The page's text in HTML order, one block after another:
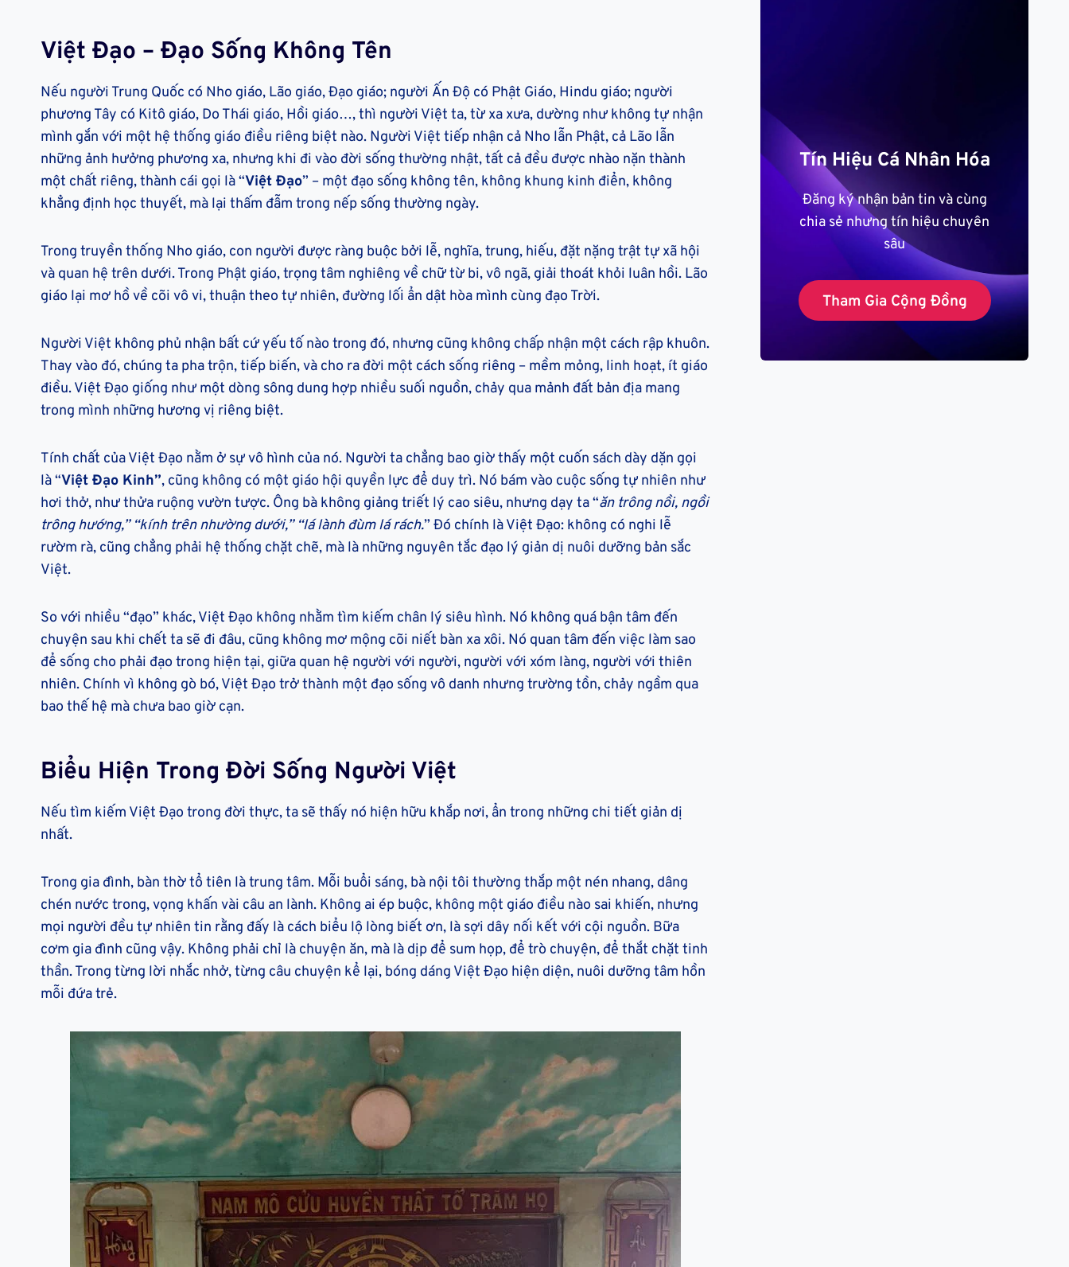
Việt Đạo – Đạo Sống Không Tên
Nếu người Trung Quốc có Nho giáo, Lão giáo, Đạo giáo; người Ấn Độ có Phật Giáo, Hindu giáo; người
phương Tây có Kitô giáo, Do Thái giáo, Hồi giáo…, thì người Việt ta, từ xa xưa, dường như không tự nhận
mình gắn với một hệ thống giáo điều riêng biệt nào. Người Việt tiếp nhận cả Nho lẫn Phật, cả Lão lẫn
những ảnh hưởng phương xa, nhưng khi đi vào đời sống thường nhật, tất cả đều được nhào nặn thành
một chất riêng, thành cái gọi là “Việt Đạo” – một đạo sống không tên, không khung kinh điển, không
khẳng định học thuyết, mà lại thấm đẫm trong nếp sống thường ngày.
Trong truyền thống Nho giáo, con người được ràng buộc bởi lễ, nghĩa, trung, hiếu, đặt nặng trật tự xã hội
và quan hệ trên dưới. Trong Phật giáo, trọng tâm nghiêng về chữ từ bi, vô ngã, giải thoát khỏi luân hồi. Lão
giáo lại mơ hồ về cõi vô vi, thuận theo tự nhiên, đường lối ẩn dật hòa mình cùng đạo Trời.
Người Việt không phủ nhận bất cứ yếu tố nào trong đó, nhưng cũng không chấp nhận một cách rập khuôn.
Thay vào đó, chúng ta pha trộn, tiếp biến, và cho ra đời một cách sống riêng – mềm mỏng, linh hoạt, ít giáo
điều. Việt Đạo giống như một dòng sông dung hợp nhiều suối nguồn, chảy qua mảnh đất bản địa mang
trong mình những hương vị riêng biệt.
Tính chất của Việt Đạo nằm ở sự vô hình của nó. Người ta chẳng bao giờ thấy một cuốn sách dày dặn gọi
là “Việt Đạo Kinh”, cũng không có một giáo hội quyền lực để duy trì. Nó bám vào cuộc sống tự nhiên như
hơi thở, như thửa ruộng vườn tược. Ông bà không giảng triết lý cao siêu, nhưng dạy ta “ăn trông nồi, ngồi
trông hướng,” “kính trên nhường dưới,” “lá lành đùm lá rách.” Đó chính là Việt Đạo: không có nghi lễ
rườm rà, cũng chẳng phải hệ thống chặt chẽ, mà là những nguyên tắc đạo lý giản dị nuôi dưỡng bản sắc
Việt.
So với nhiều “đạo” khác, Việt Đạo không nhằm tìm kiếm chân lý siêu hình. Nó không quá bận tâm đến
chuyện sau khi chết ta sẽ đi đâu, cũng không mơ mộng cõi niết bàn xa xôi. Nó quan tâm đến việc làm sao
để sống cho phải đạo trong hiện tại, giữa quan hệ người với người, người với xóm làng, người với thiên
nhiên. Chính vì không gò bó, Việt Đạo trở thành một đạo sống vô danh nhưng trường tồn, chảy ngầm qua
bao thế hệ mà chưa bao giờ cạn.
Biểu Hiện Trong Đời Sống Người Việt
Nếu tìm kiếm Việt Đạo trong đời thực, ta sẽ thấy nó hiện hữu khắp nơi, ẩn trong những chi tiết giản dị
nhất.
Trong gia đình, bàn thờ tổ tiên là trung tâm. Mỗi buổi sáng, bà nội tôi thường thắp một nén nhang, dâng
chén nước trong, vọng khấn vài câu an lành. Không ai ép buộc, không một giáo điều nào sai khiến, nhưng
mọi người đều tự nhiên tin rằng đấy là cách biểu lộ lòng biết ơn, là sợi dây nối kết với cội nguồn. Bữa
cơm gia đình cũng vậy. Không phải chỉ là chuyện ăn, mà là dịp để sum họp, để trò chuyện, để thắt chặt tinh
thần. Trong từng lời nhắc nhở, từng câu chuyện kể lại, bóng dáng Việt Đạo hiện diện, nuôi dưỡng tâm hồn
mỗi đứa trẻ.
HỆ
Tín Hiệu Cá Nhân Hóa
Đăng ký nhận bản tin và cùng
chia sẻ nhưng tín hiệu chuyên
sâu
Tham Gia Cộng Đồng